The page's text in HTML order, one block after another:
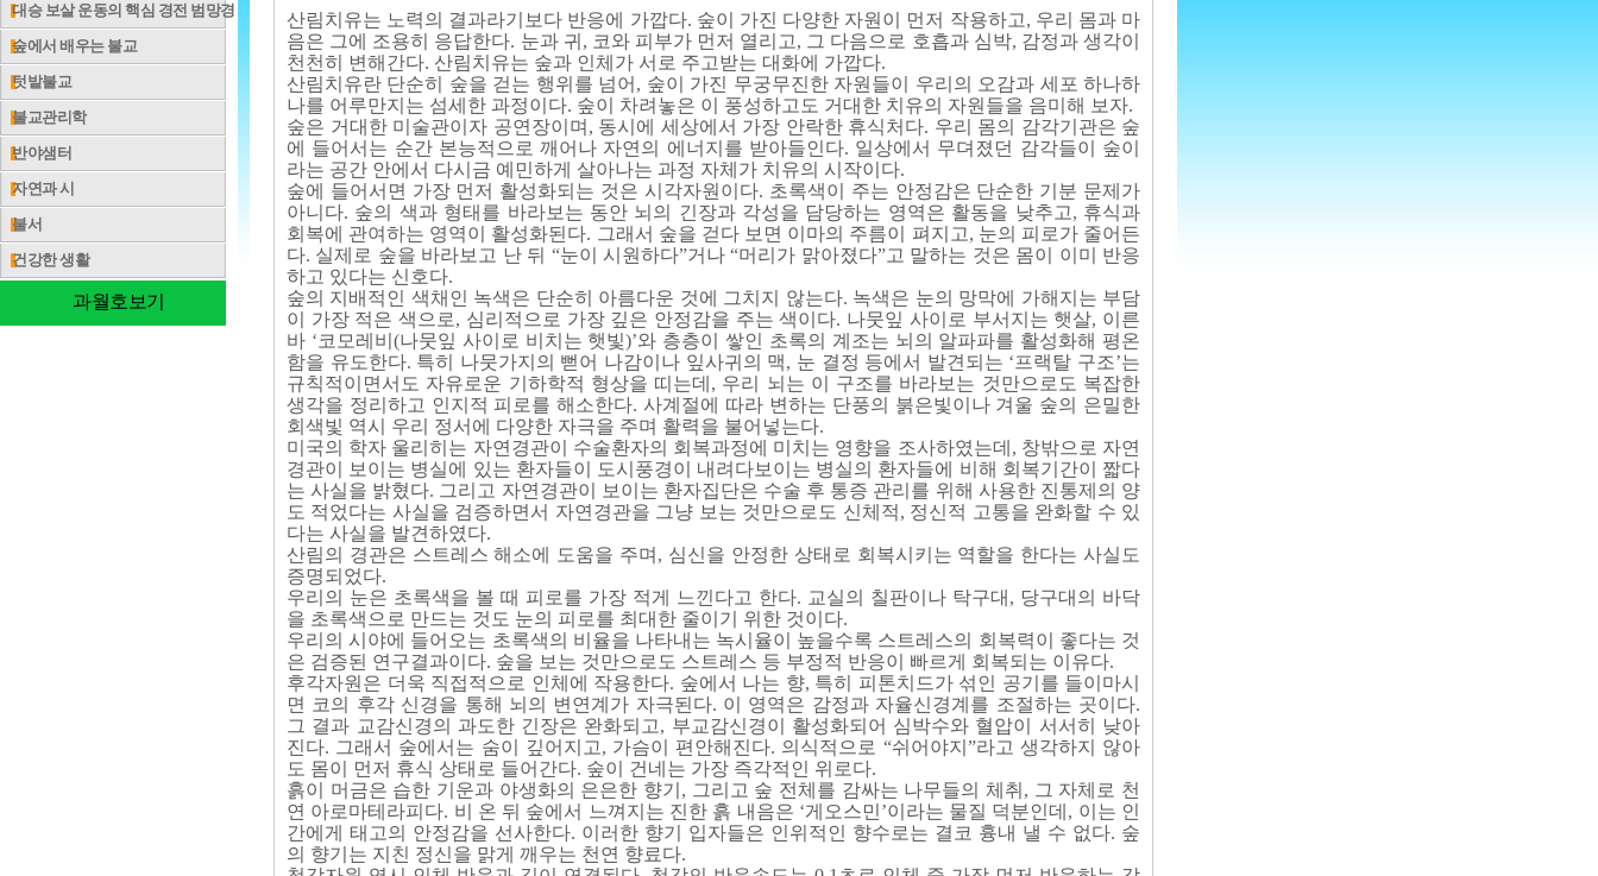
대승 보살 운동의 핵심 경전 범망경
숲에서 배우는 불교
텃밭불교
불교관리학
반야샘터
자연과 시
불서
건강한 생활
과월호보기
산림치유는 노력의 결과라기보다 반응에 가깝다. 숲이 가진 다양한 자원이 먼저 작용하고, 우리 몸과 마
음은 그에 조용히 응답한다. 눈과 귀, 코와 피부가 먼저 열리고, 그 다음으로 호흡과 심박, 감정과 생각이
천천히 변해간다. 산림치유는 숲과 인체가 서로 주고받는 대화에 가깝다.
산림치유란 단순히 숲을 걷는 행위를 넘어, 숲이 가진 무궁무진한 자원들이 우리의 오감과 세포 하나하
나를 어루만지는 섬세한 과정이다. 숲이 차려놓은 이 풍성하고도 거대한 치유의 자원들을 음미해 보자.
​숲은 거대한 미술관이자 공연장이며, 동시에 세상에서 가장 안락한 휴식처다. 우리 몸의 감각기관은 숲
에 들어서는 순간 본능적으로 깨어나 자연의 에너지를 받아들인다. 일상에서 무뎌졌던 감각들이 숲이
라는 공간 안에서 다시금 예민하게 살아나는 과정 자체가 치유의 시작이다.
숲에 들어서면 가장 먼저 활성화되는 것은 시각자원이다. 초록색이 주는 안정감은 단순한 기분 문제가
아니다. 숲의 색과 형태를 바라보는 동안 뇌의 긴장과 각성을 담당하는 영역은 활동을 낮추고, 휴식과
회복에 관여하는 영역이 활성화된다. 그래서 숲을 걷다 보면 이마의 주름이 펴지고, 눈의 피로가 줄어든
다. 실제로 숲을 바라보고 난 뒤 “눈이 시원하다”거나 “머리가 맑아졌다”고 말하는 것은 몸이 이미 반응
하고 있다는 신호다.
숲의 지배적인 색채인 녹색은 단순히 아름다운 것에 그치지 않는다. 녹색은 눈의 망막에 가해지는 부담
이 가장 적은 색으로, 심리적으로 가장 깊은 안정감을 주는 색이다. 나뭇잎 사이로 부서지는 햇살, 이른
바 ‘코모레비(나뭇잎 사이로 비치는 햇빛)’와 층층이 쌓인 초록의 계조는 뇌의 알파파를 활성화해 평온
함을 유도한다. 특히 나뭇가지의 뻗어 나감이나 잎사귀의 맥, 눈 결정 등에서 발견되는 ‘프랙탈 구조’는
규칙적이면서도 자유로운 기하학적 형상을 띠는데, 우리 뇌는 이 구조를 바라보는 것만으로도 복잡한
생각을 정리하고 인지적 피로를 해소한다. 사계절에 따라 변하는 단풍의 붉은빛이나 겨울 숲의 은밀한
회색빛 역시 우리 정서에 다양한 자극을 주며 활력을 불어넣는다.
미국의 학자 울리히는 자연경관이 수술환자의 회복과정에 미치는 영향을 조사하였는데, 창밖으로 자연
경관이 보이는 병실에 있는 환자들이 도시풍경이 내려다보이는 병실의 환자들에 비해 회복기간이 짧다
는 사실을 밝혔다. 그리고 자연경관이 보이는 환자집단은 수술 후 통증 관리를 위해 사용한 진통제의 양
도 적었다는 사실을 검증하면서 자연경관을 그냥 보는 것만으로도 신체적, 정신적 고통을 완화할 수 있
다는 사실을 발견하였다.
산림의 경관은 스트레스 해소에 도움을 주며, 심신을 안정한 상태로 회복시키는 역할을 한다는 사실도
증명되었다.
우리의 눈은 초록색을 볼 때 피로를 가장 적게 느낀다고 한다. 교실의 칠판이나 탁구대, 당구대의 바닥
을 초록색으로 만드는 것도 눈의 피로를 최대한 줄이기 위한 것이다.
우리의 시야에 들어오는 초록색의 비율을 나타내는 녹시율이 높을수록 스트레스의 회복력이 좋다는 것
은 검증된 연구결과이다. 숲을 보는 것만으로도 스트레스 등 부정적 반응이 빠르게 회복되는 이유다.
후각자원은 더욱 직접적으로 인체에 작용한다. 숲에서 나는 향, 특히 피톤치드가 섞인 공기를 들이마시
면 코의 후각 신경을 통해 뇌의 변연계가 자극된다. 이 영역은 감정과 자율신경계를 조절하는 곳이다.
그 결과 교감신경의 과도한 긴장은 완화되고, 부교감신경이 활성화되어 심박수와 혈압이 서서히 낮아
진다. 그래서 숲에서는 숨이 깊어지고, 가슴이 편안해진다. 의식적으로 “쉬어야지”라고 생각하지 않아
도 몸이 먼저 휴식 상태로 들어간다. 숲이 건네는 가장 즉각적인 위로다.
흙이 머금은 습한 기운과 야생화의 은은한 향기, 그리고 숲 전체를 감싸는 나무들의 체취, 그 자체로 천
연 아로마테라피다. 비 온 뒤 숲에서 느껴지는 진한 흙 내음은 ‘게오스민’이라는 물질 덕분인데, 이는 인
간에게 태고의 안정감을 선사한다. 이러한 향기 입자들은 인위적인 향수로는 결코 흉내 낼 수 없다. 숲
의 향기는 지친 정신을 맑게 깨우는 천연 향료다.